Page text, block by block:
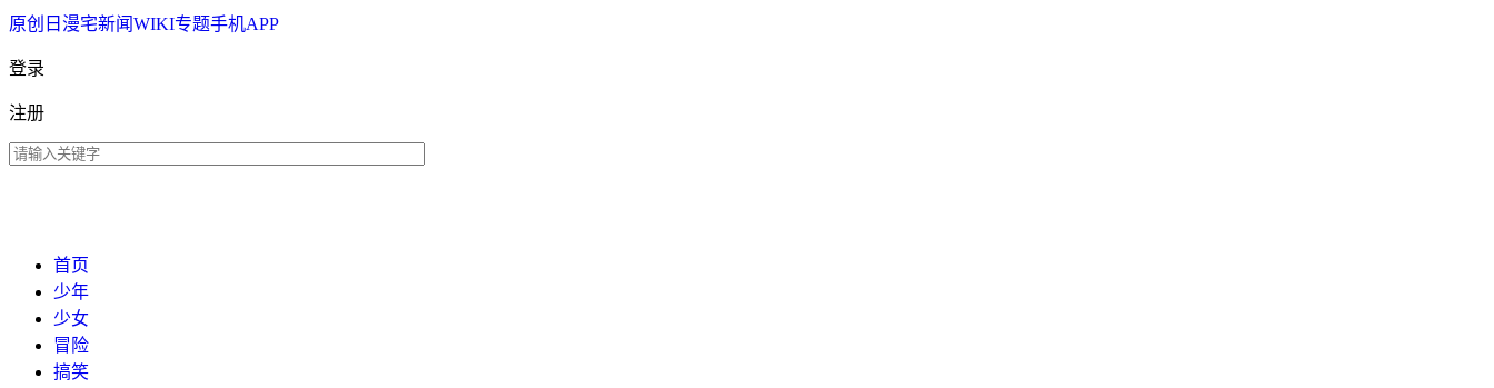
原创 日漫宅新闻WIKI专题手机APP
登录
注册
首页
少年
少女
冒险
搞笑